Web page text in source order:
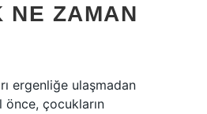
NE ZAMAN
ergenliğe ulaşmadan
önce, çocukların